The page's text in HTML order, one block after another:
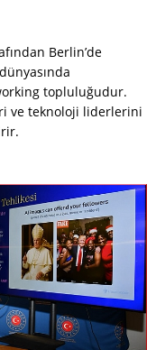
Berlin’de
topluluğudur.
ve teknoloji liderlerini